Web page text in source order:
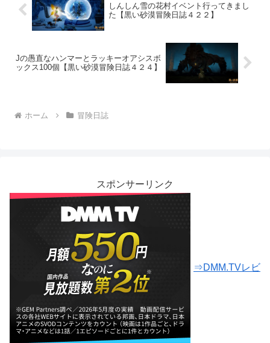
しんしん雪の花村イベント行ってきまし
た【黒い砂漠冒険日誌４２２】
Jの愚直なハンマーとラッキーオアシスボ
ックス100個【黒い砂漠冒険日誌４２４】
ホーム 冒険日誌
スポンサーリンク
⇒DMM.TVレビ